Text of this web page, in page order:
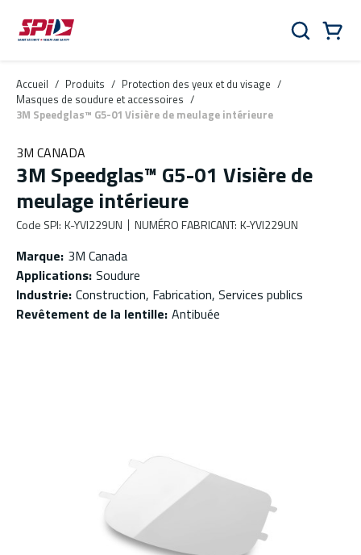
Aller au contenu principal
Skip to menu
Skip to footer
Rechercher
Accueil / Produits / Protection des yeux et du visage /
Masques de soudure et accessoires /
3M Speedglas™ G5-01 Visière de meulage intérieure
3M CANADA
3M Speedglas™ G5-01 Visière de
meulage intérieure
Code SPI: K-YVI229UN NUMÉRO FABRICANT: K-YVI229UN
Marque: 3M Canada
Applications: Soudure
Industrie: Construction, Fabrication, Services publics
Revêtement de la lentille: Antibuée